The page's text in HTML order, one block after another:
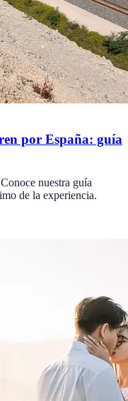
por España: guía
nuestra guía
de la experiencia.